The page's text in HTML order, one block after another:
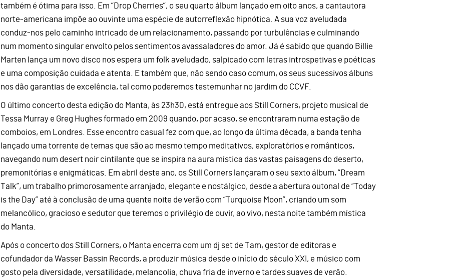
também é ótima para isso. Em “Drop Cherries”, o seu quarto álbum lançado em oito anos, a cantautora
norte-americana impõe ao ouvinte uma espécie de autorreflexão hipnótica. A sua voz aveludada
conduz-nos pelo caminho intricado de um relacionamento, passando por turbulências e culminando
num momento singular envolto pelos sentimentos avassaladores do amor. Já é sabido que quando Billie
Marten lança um novo disco nos espera um folk aveludado, salpicado com letras introspetivas e poéticas
e uma composição cuidada e atenta. E também que, não sendo caso comum, os seus sucessivos álbuns
nos dão garantias de excelência, tal como poderemos testemunhar no jardim do CCVF.
O último concerto desta edição do Manta, às 23h30, está entregue aos Still Corners, projeto musical de
Tessa Murray e Greg Hughes formado em 2009 quando, por acaso, se encontraram numa estação de
comboios, em Londres. Esse encontro casual fez com que, ao longo da última década, a banda tenha
lançado uma torrente de temas que são ao mesmo tempo meditativos, exploratórios e românticos,
navegando num desert noir cintilante que se inspira na aura mística das vastas paisagens do deserto,
premonitórias e enigmáticas. Em abril deste ano, os Still Corners lançaram o seu sexto álbum, “Dream
Talk”, um trabalho primorosamente arranjado, elegante e nostálgico, desde a abertura outonal de “Today
is the Day” até à conclusão de uma quente noite de verão com “Turquoise Moon”, criando um som
melancólico, gracioso e sedutor que teremos o privilégio de ouvir, ao vivo, nesta noite também mística
do Manta.
Após o concerto dos Still Corners, o Manta encerra com um dj set de Tam, gestor de editoras e
cofundador da Wasser Bassin Records, a produzir música desde o início do século XXI, e músico com
gosto pela diversidade, versatilidade, melancolia, chuva fria de inverno e tardes suaves de verão.